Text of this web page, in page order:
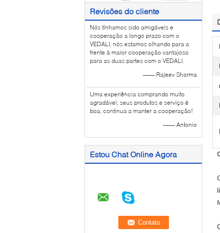
Revisões do cliente
Nós tínhamos sido amigáveis e
cooperação a longo prazo com o
VEDALI, nós estamos olhando para a
frente à maior cooperação vantajoso
para as duas partes com o VEDALI.
—— Rajeev Sharma
Uma experiência comprando muito
agradável, seus produtos e serviço é
boa, continua a manter a cooperação!
—— Antonio
Estou Chat Online Agora